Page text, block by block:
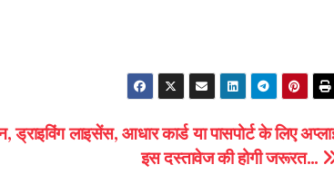
ड्राइविंग लाइसेंस, आधार कार्ड या पासपोर्ट के लिए
इस दस्तावेज की होगी जरूरत…